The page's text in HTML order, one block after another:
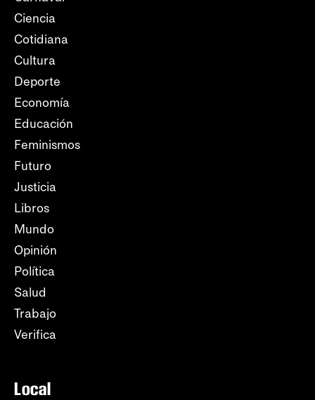
Ciencia
Cotidiana
Cultura
Deporte
Economía
Educación
Feminismos
Futuro
Justicia
Libros
Mundo
Opinión
Política
Salud
Trabajo
Verifica
Local